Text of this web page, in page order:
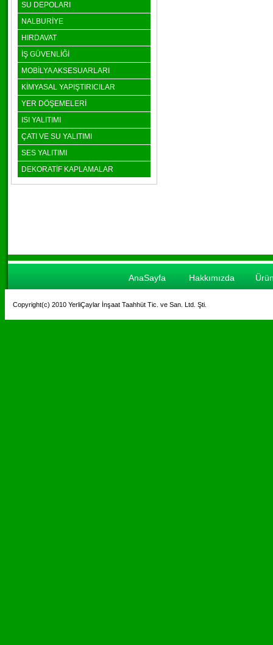
SU DEPOLARI
NALBURİYE
HIRDAVAT
İŞ GÜVENLİĞİ
MOBİLYA AKSESUARLARI
KİMYASAL YAPIŞTIRICILAR
YER DÖŞEMELERİ
ISI YALITIMI
ÇATI VE SU YALITIMI
SES YALITIMI
DEKORATİF KAPLAMALAR
AnaSayfa Hakkımızda
Copyright(c) 2010 YerliÇaylar İnşaat Taahhüt Tic. ve San. Ltd. Şti.